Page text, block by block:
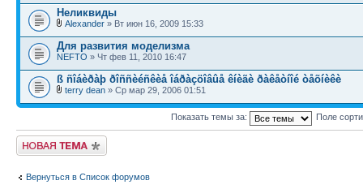
Неликвиды
Alexander » Вт июн 16, 2009 15:33
Для развития моделизма
NEFTO » Чт фев 11, 2010 16:47
ß ñîáèðàþ ðîññèéñêèå îáðàçöîâûå êíèãè ðàêåòíîé òåõíèêè
terry dean » Ср мар 29, 2006 01:51
Показать темы за: Поле
Новая тема
Вернуться в Список форумов